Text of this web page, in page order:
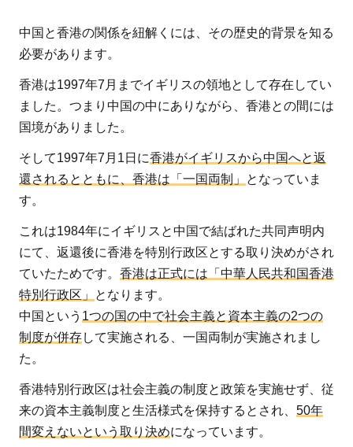
デ
モ
活
動
3
犯罪
人条
例等
改正
案と
は？
4
今
後
の
向
に
注
中国と香港の関係を紐解くには、その歴史的背景を知る
必要があります。
香港は1997年7月までイギリスの領地として存在してい
ました。つまり中国の中にありながら、香港との間には
国境がありました。
そして1997年7月1日に香港がイギリスから中国へと返
還されるとともに、香港は「一国両制」
となっていま
す。
これは1984年にイギリスと中国で結ばれた共同声明内
にて、返還後に香港を特別行政区とする取り決めがされ
ていたためです。 香港は正式には「中華人民共和国香港
特別行政区」
となります。
中国という 1つの国の中で社会主義と資本主義の2つの
制度が併存して実施される、一国両制が実施されまし
た。
香港特別行政区は社会主義の制度と政策を実施せず、従
来の資本主義制度と生活様式を保持するとされ、 50年
間変えないという取り決めになっています。